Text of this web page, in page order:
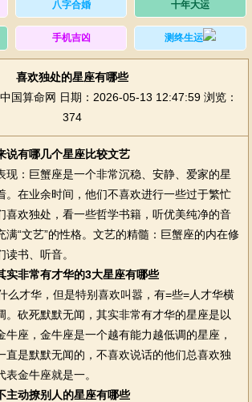
八字合婚 十年大运
手机吉凶 测终生运
喜欢独处的星座有哪些
国算命网 日期：2026-05-13 12:47:59 浏览：
374
说有哪几个星座比较文艺
：巨蟹座是一个非常沉稳、安静、爱家的星
。在业余时间，他们不喜欢进行一些过于繁忙
喜欢独处，看一些哲学书籍，听优美纯净的音
满“文艺”的性格。文艺的精髓：巨蟹座的内在修
书、听音。
实非常有才华的3大星座有哪些
才华，但是特别喜欢叫嚣，有=些=人才华横
。砍死默默无闻，其实非常有才华的星座是以
牛座，金牛座是一个越有能力越低调的星座，
直是默默无闻的，不喜欢说话的他们总喜欢独
金牛座就是一。
主动撩别人的星座有哪些